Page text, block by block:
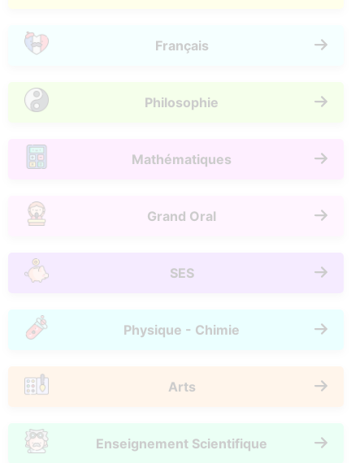
Français
Philosophie
Mathématiques
Grand Oral
SES
Physique - Chimie
Arts
Enseignement Scientifique